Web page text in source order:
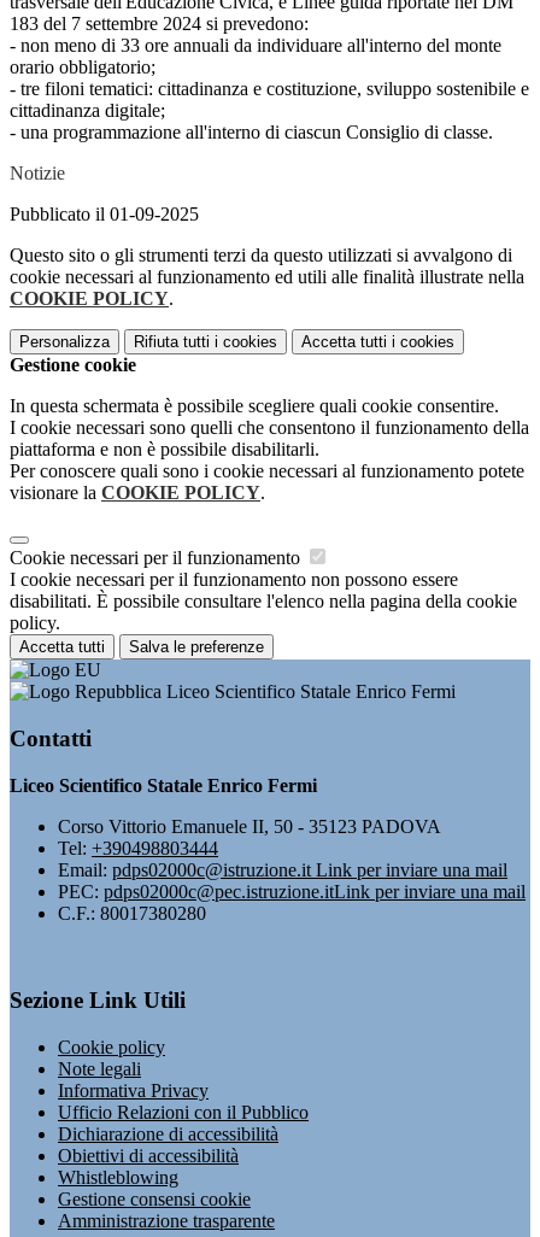
183 del 7 settembre 2024 si prevedono:
- non meno di 33 ore annuali da individuare all'interno del monte
orario obbligatorio;
- tre filoni tematici: cittadinanza e costituzione, sviluppo sostenibile e
cittadinanza digitale;
- una programmazione all'interno di ciascun Consiglio di classe.
Notizie
Pubblicato il 01-09-2025
Questo sito o gli strumenti terzi da questo utilizzati si avvalgono di
cookie necessari al funzionamento ed utili alle finalità illustrate nella
COOKIE POLICY.
Personalizza Rifiuta tutti i cookies Accetta tutti i cookies
Gestione cookie
In questa schermata è possibile scegliere quali cookie consentire.
I cookie necessari sono quelli che consentono il funzionamento della
piattaforma e non è possibile disabilitarli.
Per conoscere quali sono i cookie necessari al funzionamento potete
visionare la COOKIE POLICY.
Cookie necessari per il funzionamento
I cookie necessari per il funzionamento non possono essere
disabilitati. È possibile consultare l'elenco nella pagina della cookie
policy.
Accetta tutti Salva le preferenze
Liceo Scientifico Statale Enrico Fermi
Contatti
Liceo Scientifico Statale Enrico Fermi
Corso Vittorio Emanuele II, 50 - 35123 PADOVA
Tel: +390498803444
Email: pdps02000c@istruzione.it Link per inviare una mail
PEC: pdps02000c@pec.istruzione.itLink per inviare una mail
C.F.: 80017380280
Sezione Link Utili
Cookie policy
Note legali
Informativa Privacy
Ufficio Relazioni con il Pubblico
Dichiarazione di accessibilità
Obiettivi di accessibilità
Whistleblowing
Gestione consensi cookie
Amministrazione trasparente